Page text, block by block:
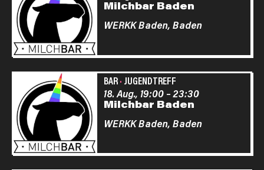
Milchbar Baden
WERKK Baden, Baden
BAR· JUGENDTREFF
Milchbar Baden
18. Aug., 19:00–23:30
WERKK Baden, Baden